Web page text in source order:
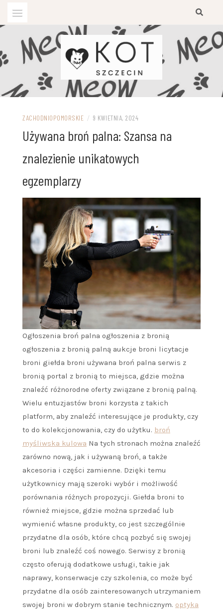
treści
ZACHODNIOPOMORSKIE / 9 KWIETNIA, 2024
Używana broń palna: Szansa na
znalezienie unikatowych
egzemplarzy
Ogłoszenia broń palna ogłoszenia z bronią
ogłoszenia z bronią palną aukcje broni licytacje
broni giełda broni używana broń palna serwis z
bronią portal z bronią to miejsca, gdzie można
znaleźć różnorodne oferty związane z bronią palną.
Wielu entuzjastów broni korzysta z takich
platform, aby znaleźć interesujące je produkty, czy
to do kolekcjonowania, czy do użytku. broń
myśliwska kulowa Na tych stronach można znaleźć
zarówno nową, jak i używaną broń, a także
akcesoria i części zamienne. Dzięki temu
użytkownicy mają szeroki wybór i możliwość
porównania różnych propozycji. Giełda broni to
również miejsce, gdzie można sprzedać lub
wymienić własne produkty, co jest szczególnie
przydatne dla osób, które chcą pozbyć się swojej
broni lub znaleźć coś nowego. Serwisy z bronią
często oferują dodatkowe usługi, takie jak
naprawy, konserwacje czy szkolenia, co może być
przydatne dla osób zainteresowanych utrzymaniem
swojej broni w dobrym stanie technicznym. optyka